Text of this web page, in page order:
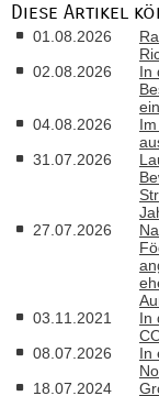
Diese Artikel
01.08.2026
02.08.2026
In
04.08.2026
31.07.2026
27.07.2026
03.11.2021
In
08.07.2026
In
18.07.2024